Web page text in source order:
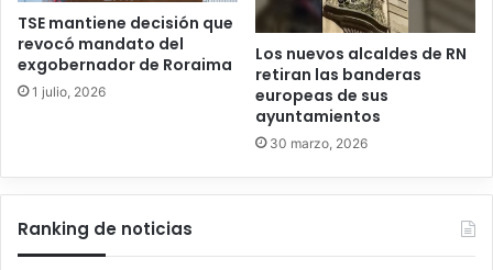
TSE mantiene decisión que
revocó mandato del
exgobernador de Roraima
1 julio, 2026
Los nuevos alcaldes de RN
retiran las banderas
europeas de sus
ayuntamientos
30 marzo, 2026
Ranking de noticias